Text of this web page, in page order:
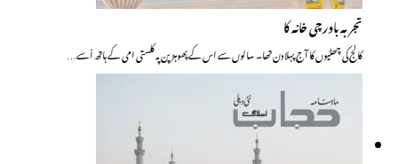
تجربہ باورچی خانہ کا
کالج کی چھٹیوں کا آج پہلا دن تھا۔ سالوں سے اس کے پھوہڑ پن پہ کلستی امی کے ہاتھ اْسے…